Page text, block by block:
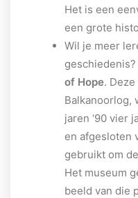
Het is een
een grote
Wil je meer
of Hope.
Balkanoorlog,
jaren ‘90 vier
en afgesloten
gebruikt om
Het museum
beeld van die